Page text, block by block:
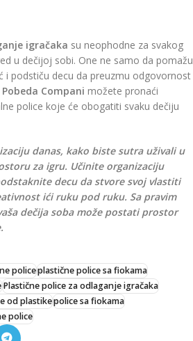
igračaka su neophodne za svakog
u dečijoj sobi. One ne samo da pomažu
i podstiču decu da preuzmu odgovornost
Pobeda Compani možete pronaći
police koje će obogatiti svaku dečiju
danas, kako biste sutra uživali u
za igru. Učinite organizaciju
decu da stvore svoj vlastiti
ići ruku pod ruku. Sa pravim
dečija soba može postati prostor
policeplastične police sa fiokama
Plastične police za odlaganje igračaka
od plastikepolice sa fiokama
police